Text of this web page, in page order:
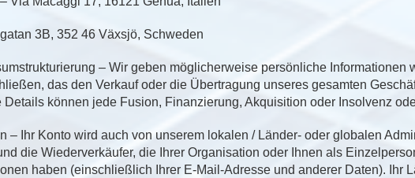
3B, 352 46 Växsjö, Schweden
– Wir geben möglicherweise persönliche
das den Verkauf oder die Übertragung unseres gesamten
Details können jede Fusion, Finanzierung, Akquisition oder Insolvenz
– Ihr Konto wird auch von unserem lokalen / Länder- oder globalen
die Wiederverkäufer, die Ihrer Organisation oder Ihnen als
haben (einschließlich Ihrer E-Mail-Adresse und anderer Daten). Ihr